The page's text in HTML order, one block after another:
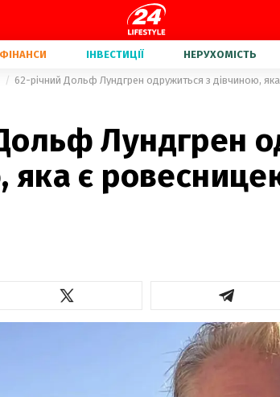
ФІНАНСИ ІНВЕСТИЦІЇ НЕРУХОМІСТЬ
62-річний Дольф Лундгрен одружиться з дівчиною,
Лундгрен
яка є